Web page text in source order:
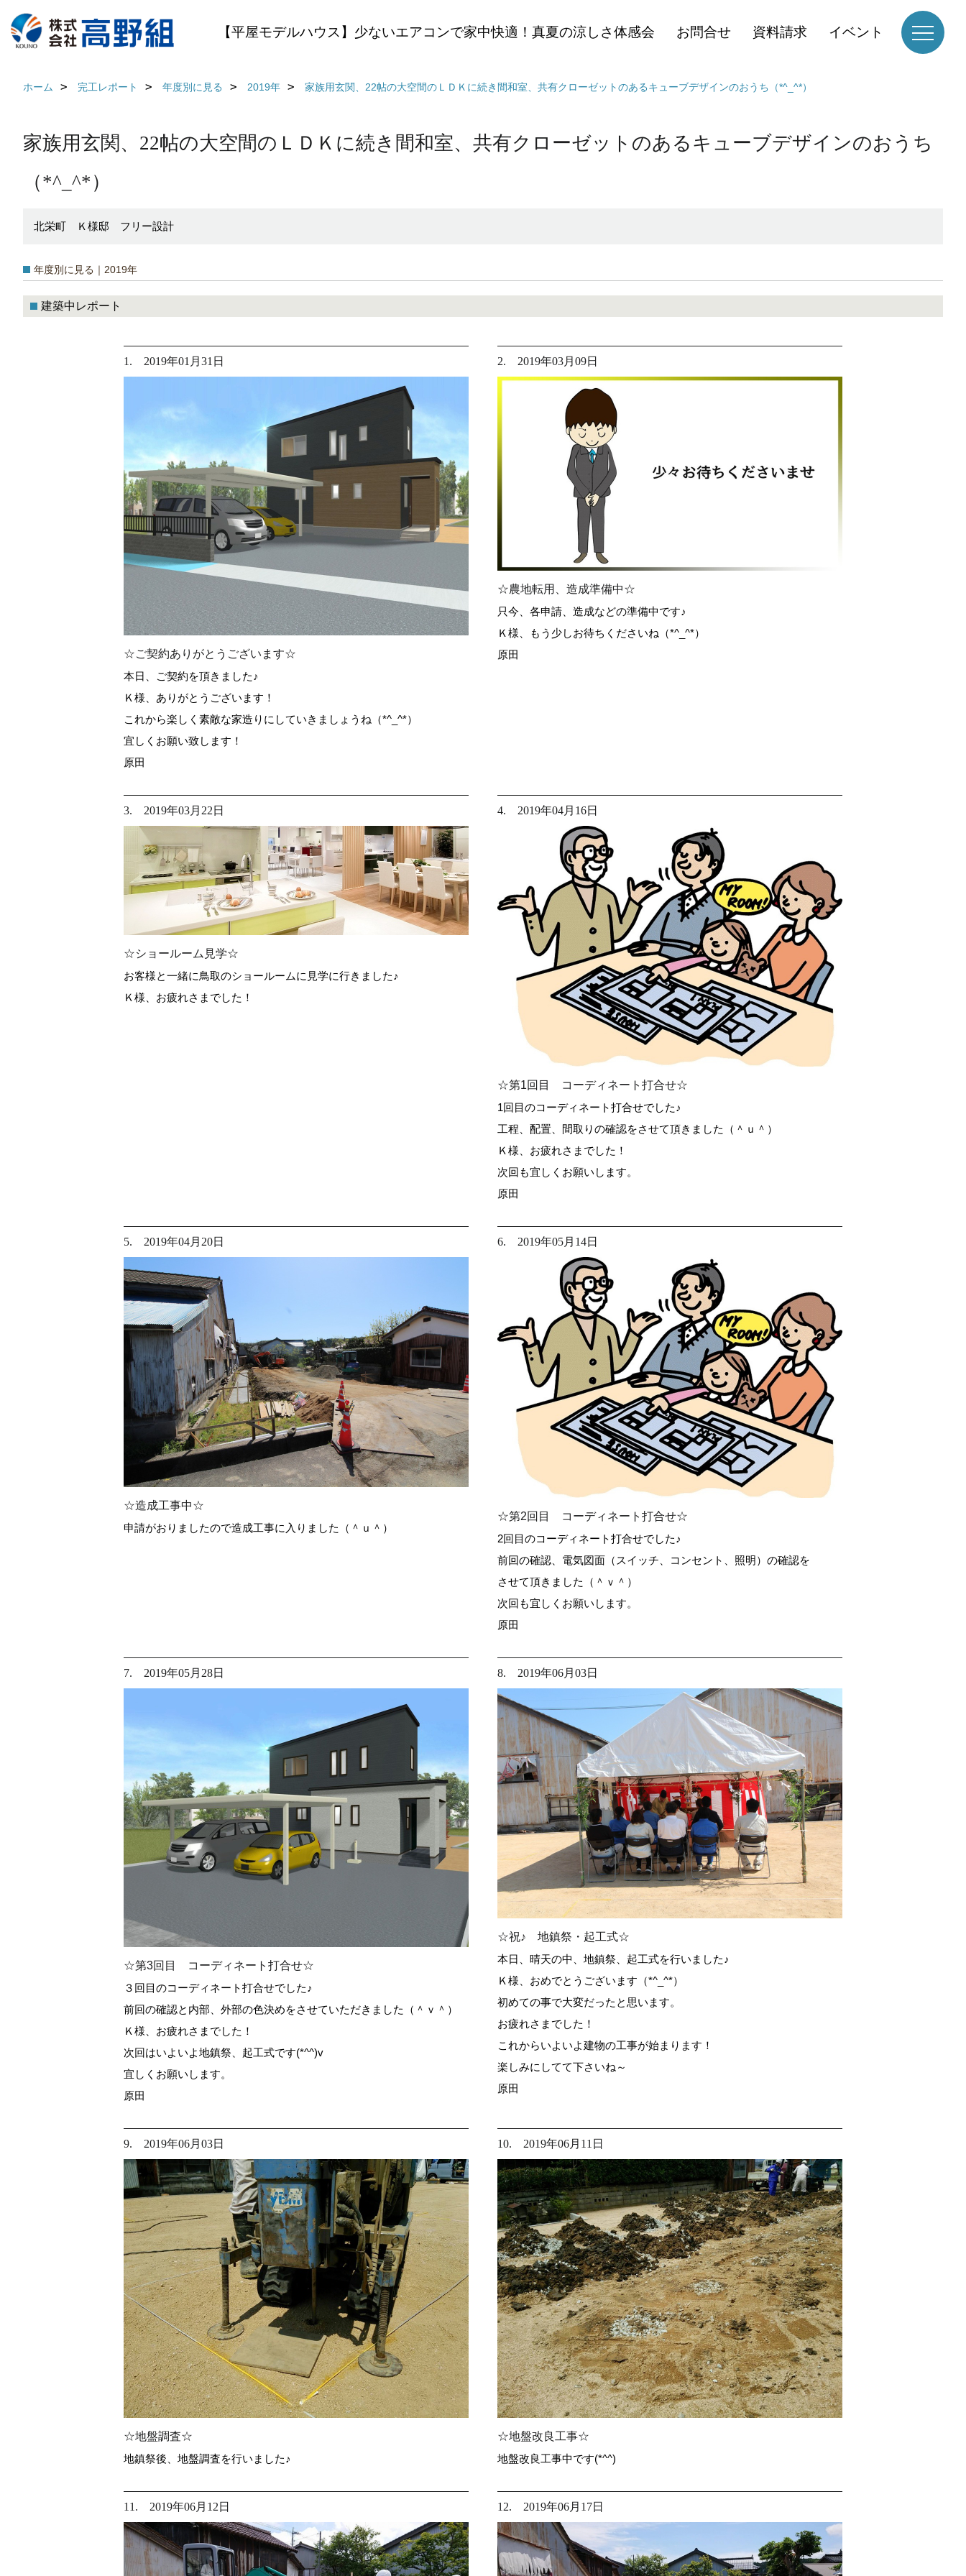
【平屋モデルハウス】少ないエアコンで家中快適！真夏の涼しさ体感会 お問合せ 資料請求 イベント
ホーム 完工レポート 年度別に見る 2019年 家族用玄関、22帖の大空間のＬＤＫに続き間和室、共有クローゼットのあるキューブデザインのおうち（*^_^*）
家族用玄関、22帖の大空間のＬＤＫに続き間和室、共有クローゼットのあるキューブデザインのおうち
（*^_^*）
北栄町 Ｋ様邸 フリー設計
年度別に見る｜2019年
建築中レポート
1. 2019年01月31日
☆ご契約ありがとうございます☆
本日、ご契約を頂きました♪
Ｋ様、ありがとうございます！
これから楽しく素敵な家造りにしていきましょうね（*^_^*）
宜しくお願い致します！
原田
2. 2019年03月09日
☆農地転用、造成準備中☆
只今、各申請、造成などの準備中です♪
Ｋ様、もう少しお待ちくださいね（*^_^*）
原田
3. 2019年03月22日
☆ショールーム見学☆
お客様と一緒に鳥取のショールームに見学に行きました♪
Ｋ様、お疲れさまでした！
4. 2019年04月16日
☆第1回目 コーディネート打合せ☆
1回目のコーディネート打合せでした♪
工程、配置、間取りの確認をさせて頂きました（＾ｕ＾）
Ｋ様、お疲れさまでした！
次回も宜しくお願いします。
原田
5. 2019年04月20日
☆造成工事中☆
申請がおりましたので造成工事に入りました（＾ｕ＾）
6. 2019年05月14日
☆第2回目 コーディネート打合せ☆
2回目のコーディネート打合せでした♪
前回の確認、電気図面（スイッチ、コンセント、照明）の確認を
させて頂きました（＾ｖ＾）
次回も宜しくお願いします。
原田
7. 2019年05月28日
☆第3回目 コーディネート打合せ☆
３回目のコーディネート打合せでした♪
前回の確認と内部、外部の色決めをさせていただきました（＾ｖ＾）
Ｋ様、お疲れさまでした！
次回はいよいよ地鎮祭、起工式です(*^^)v
宜しくお願いします。
原田
8. 2019年06月03日
☆祝♪ 地鎮祭・起工式☆
本日、晴天の中、地鎮祭、起工式を行いました♪
Ｋ様、おめでとうございます（*^_^*）
初めての事で大変だったと思います。
お疲れさまでした！
これからいよいよ建物の工事が始まります！
楽しみにしてて下さいね～
原田
9. 2019年06月03日
☆地盤調査☆
地鎮祭後、地盤調査を行いました♪
10. 2019年06月11日
☆地盤改良工事☆
地盤改良工事中です(*^^)
11. 2019年06月12日 12. 2019年06月17日